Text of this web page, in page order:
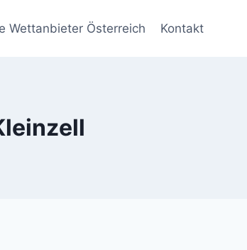
Wettanbieter Österreich Kontakt